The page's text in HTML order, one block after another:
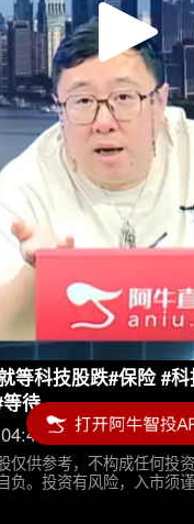
Play
Video
等科技股跌#保险 #
待
仅供参考，不构成任何投
负。投资有风险，入市须谨